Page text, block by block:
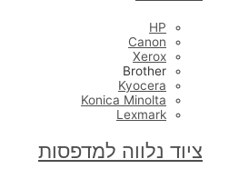
HP
Canon
Xerox
Brother
Kyocera
Konica Minolta
Lexmark
ציוד נלווה למדפסות